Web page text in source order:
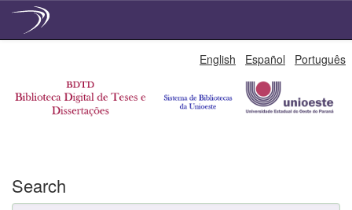
English Español Português
Search